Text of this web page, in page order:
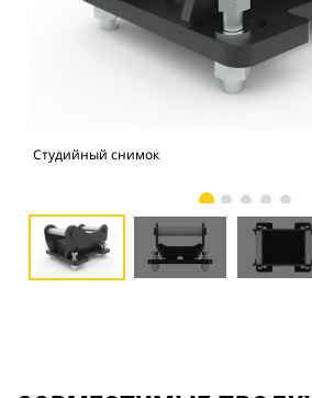
Студийный снимок